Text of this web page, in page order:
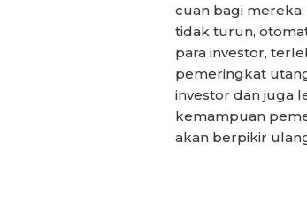
cuan bagi
tidak turun,
para investor,
pemeringkat
investor dan juga
kemampuan
akan berpikir